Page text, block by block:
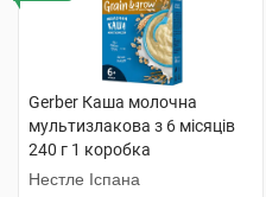
Gerber Каша молочна
мультизлакова з 6 місяців
240 г 1 коробка
Нестле Іспана